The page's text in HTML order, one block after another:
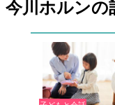
今川ホルンの